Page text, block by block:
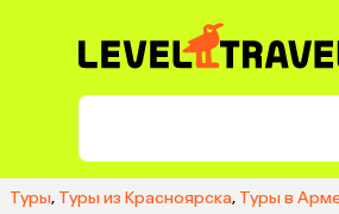
Туры, Туры из Красноярска, Туры в